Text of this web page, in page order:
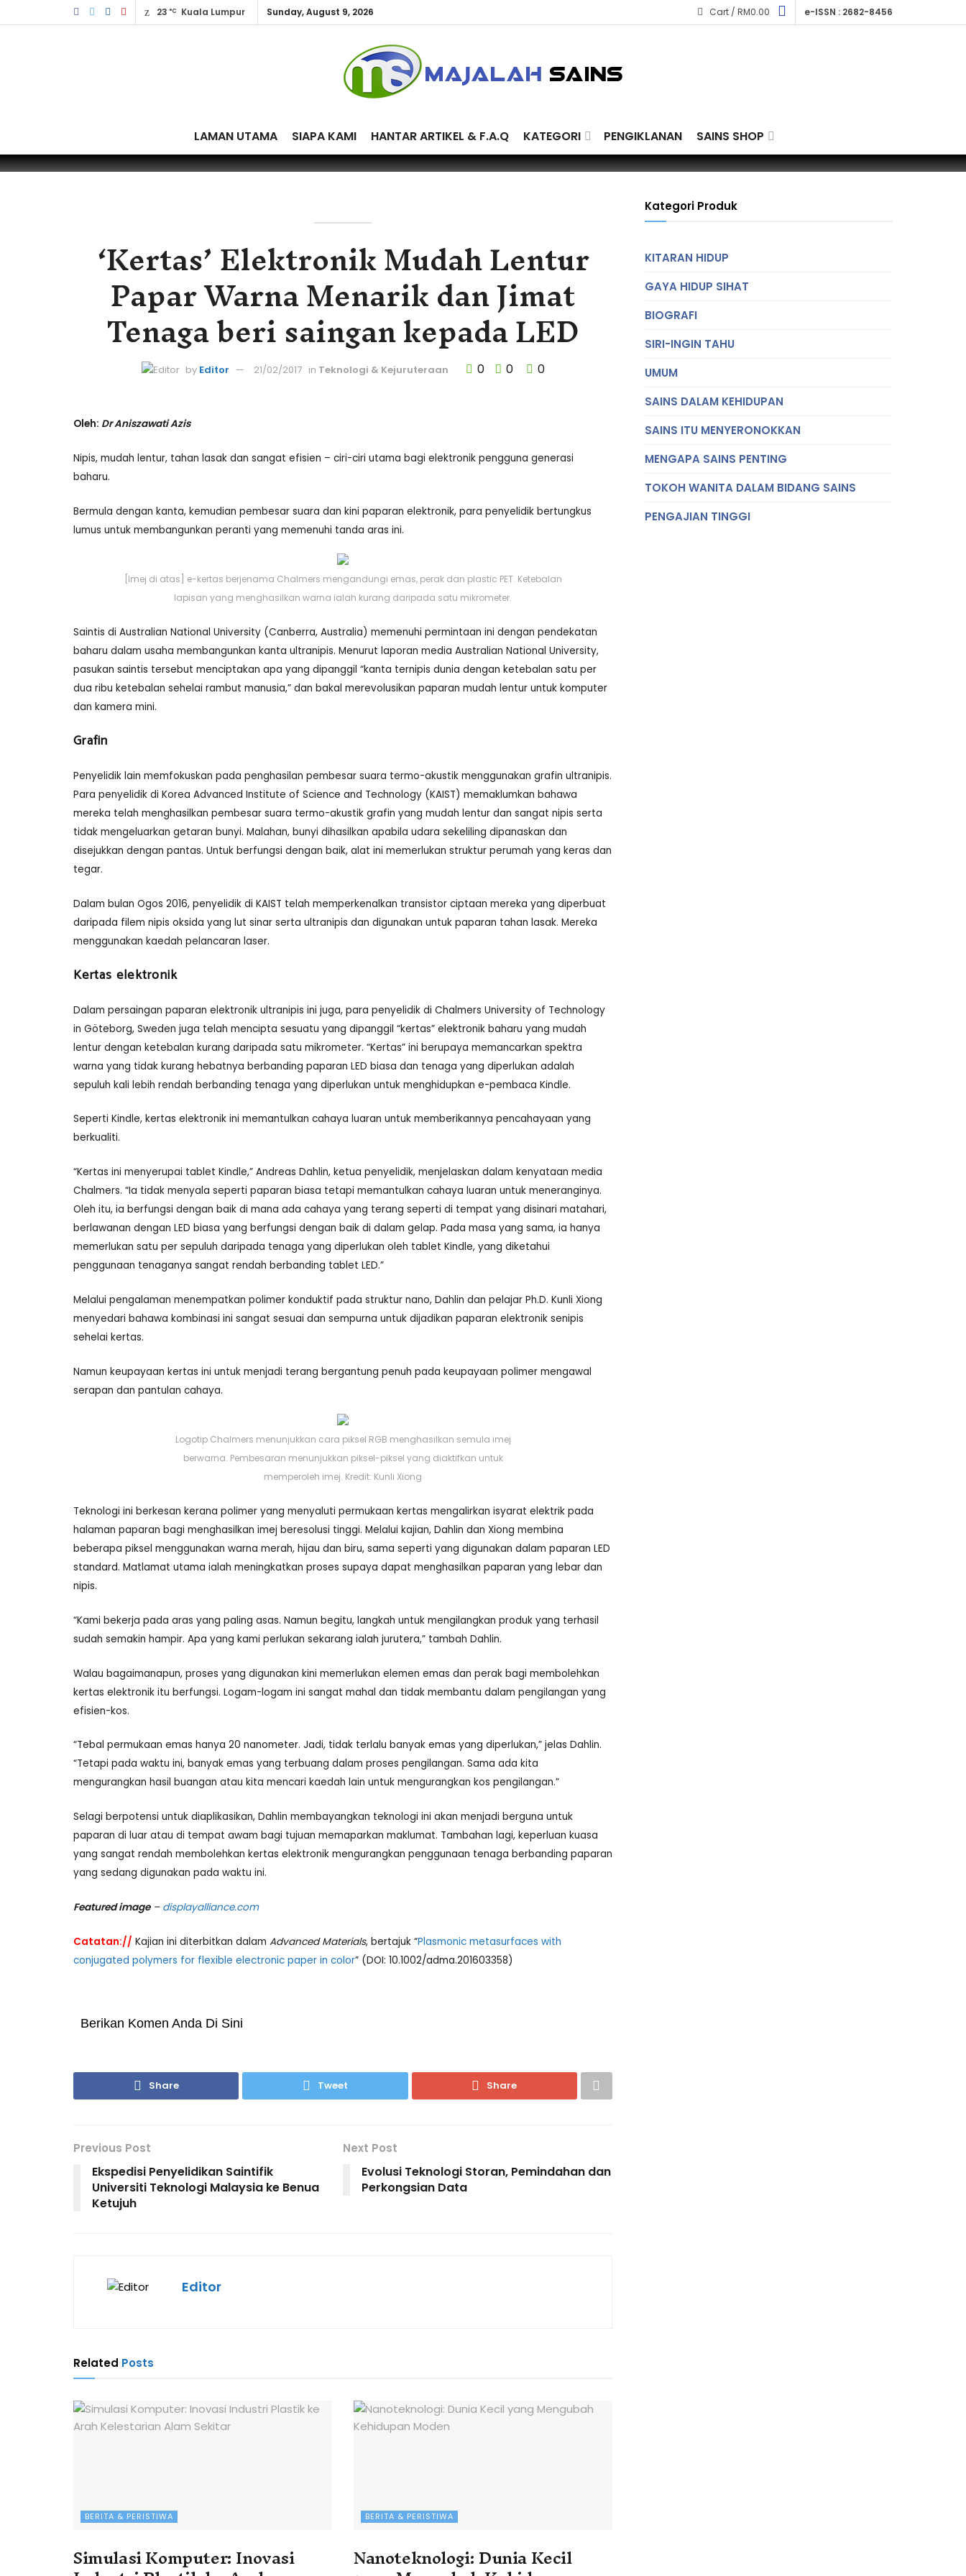
23 °C Kuala Lumpur Sunday, August 9, 2026 Cart / RM0.00 e-ISSN : 2682-8456
LAMAN UTAMA SIAPA KAMI HANTAR ARTIKEL & F.A.Q KATEGORI PENGIKLANAN SAINS SHOP
‘Kertas’ Elektronik Mudah Lentur
Papar Warna Menarik dan Jimat
Tenaga beri saingan kepada LED
by Editor 21/02/2017 in Teknologi & Kejuruteraan 0 0 0
Oleh: Dr Aniszawati Azis
Nipis, mudah lentur, tahan lasak dan sangat efisien – ciri-ciri utama bagi elektronik pengguna generasi
baharu.
Bermula dengan kanta, kemudian pembesar suara dan kini paparan elektronik, para penyelidik bertungkus
lumus untuk membangunkan peranti yang memenuhi tanda aras ini.
[Imej di atas] e-kertas berjenama Chalmers mengandungi emas, perak dan plastic PET. Ketebalan
lapisan yang menghasilkan warna ialah kurang daripada satu mikrometer.
Saintis di Australian National University (Canberra, Australia) memenuhi permintaan ini dengan pendekatan
baharu dalam usaha membangunkan kanta ultranipis. Menurut laporan media Australian National University,
pasukan saintis tersebut menciptakan apa yang dipanggil “kanta ternipis dunia dengan ketebalan satu per
dua ribu ketebalan sehelai rambut manusia,” dan bakal merevolusikan paparan mudah lentur untuk komputer
dan kamera mini.
Grafin
Penyelidik lain memfokuskan pada penghasilan pembesar suara termo-akustik menggunakan grafin ultranipis.
Para penyelidik di Korea Advanced Institute of Science and Technology (KAIST) memaklumkan bahawa
mereka telah menghasilkan pembesar suara termo-akustik grafin yang mudah lentur dan sangat nipis serta
tidak mengeluarkan getaran bunyi. Malahan, bunyi dihasilkan apabila udara sekeliling dipanaskan dan
disejukkan dengan pantas. Untuk berfungsi dengan baik, alat ini memerlukan struktur perumah yang keras dan
tegar.
Dalam bulan Ogos 2016, penyelidik di KAIST telah memperkenalkan transistor ciptaan mereka yang diperbuat
daripada filem nipis oksida yang lut sinar serta ultranipis dan digunakan untuk paparan tahan lasak. Mereka
menggunakan kaedah pelancaran laser.
Kertas elektronik
Dalam persaingan paparan elektronik ultranipis ini juga, para penyelidik di Chalmers University of Technology
in Göteborg, Sweden juga telah mencipta sesuatu yang dipanggil “kertas” elektronik baharu yang mudah
lentur dengan ketebalan kurang daripada satu mikrometer. “Kertas” ini berupaya memancarkan spektra
warna yang tidak kurang hebatnya berbanding paparan LED biasa dan tenaga yang diperlukan adalah
sepuluh kali lebih rendah berbanding tenaga yang diperlukan untuk menghidupkan e-pembaca Kindle.
Seperti Kindle, kertas elektronik ini memantulkan cahaya luaran untuk memberikannya pencahayaan yang
berkualiti.
“Kertas ini menyerupai tablet Kindle,” Andreas Dahlin, ketua penyelidik, menjelaskan dalam kenyataan media
Chalmers. “Ia tidak menyala seperti paparan biasa tetapi memantulkan cahaya luaran untuk meneranginya.
Oleh itu, ia berfungsi dengan baik di mana ada cahaya yang terang seperti di tempat yang disinari matahari,
berlawanan dengan LED biasa yang berfungsi dengan baik di dalam gelap. Pada masa yang sama, ia hanya
memerlukan satu per sepuluh daripada tenaga yang diperlukan oleh tablet Kindle, yang diketahui
penggunaan tenaganya sangat rendah berbanding tablet LED.”
Melalui pengalaman menempatkan polimer konduktif pada struktur nano, Dahlin dan pelajar Ph.D. Kunli Xiong
menyedari bahawa kombinasi ini sangat sesuai dan sempurna untuk dijadikan paparan elektronik senipis
sehelai kertas.
Namun keupayaan kertas ini untuk menjadi terang bergantung penuh pada keupayaan polimer mengawal
serapan dan pantulan cahaya.
Logotip Chalmers menunjukkan cara piksel RGB menghasilkan semula imej
berwarna. Pembesaran menunjukkan piksel-piksel yang diaktifkan untuk
memperoleh imej. Kredit: Kunli Xiong
Teknologi ini berkesan kerana polimer yang menyaluti permukaan kertas mengalirkan isyarat elektrik pada
halaman paparan bagi menghasilkan imej beresolusi tinggi. Melalui kajian, Dahlin dan Xiong membina
beberapa piksel menggunakan warna merah, hijau dan biru, sama seperti yang digunakan dalam paparan LED
standard. Matlamat utama ialah meningkatkan proses supaya dapat menghasilkan paparan yang lebar dan
nipis.
“Kami bekerja pada aras yang paling asas. Namun begitu, langkah untuk mengilangkan produk yang terhasil
sudah semakin hampir. Apa yang kami perlukan sekarang ialah jurutera,” tambah Dahlin.
Walau bagaimanapun, proses yang digunakan kini memerlukan elemen emas dan perak bagi membolehkan
kertas elektronik itu berfungsi. Logam-logam ini sangat mahal dan tidak membantu dalam pengilangan yang
efisien-kos.
“Tebal permukaan emas hanya 20 nanometer. Jadi, tidak terlalu banyak emas yang diperlukan,” jelas Dahlin.
“Tetapi pada waktu ini, banyak emas yang terbuang dalam proses pengilangan. Sama ada kita
mengurangkan hasil buangan atau kita mencari kaedah lain untuk mengurangkan kos pengilangan.”
Selagi berpotensi untuk diaplikasikan, Dahlin membayangkan teknologi ini akan menjadi berguna untuk
paparan di luar atau di tempat awam bagi tujuan memaparkan maklumat. Tambahan lagi, keperluan kuasa
yang sangat rendah membolehkan kertas elektronik mengurangkan penggunaan tenaga berbanding paparan
yang sedang digunakan pada waktu ini.
Featured image– displayalliance.com
Catatan:// Kajian ini diterbitkan dalam Advanced Materials, bertajuk “Plasmonic metasurfaces with
conjugated polymers for flexible electronic paper in color” (DOI: 10.1002/adma.201603358)
Berikan Komen Anda Di Sini
Share Tweet Share
Previous Post
Ekspedisi Penyelidikan Saintifik
Universiti Teknologi Malaysia ke Benua
Ketujuh
Next Post
Evolusi Teknologi Storan, Pemindahan dan
Perkongsian Data
Editor
Related Posts
BERITA & PERISTIWA
Simulasi Komputer: Inovasi
BERITA & PERISTIWA
Nanoteknologi: Dunia Kecil
Kategori Produk
KITARAN HIDUP
GAYA HIDUP SIHAT
BIOGRAFI
SIRI-INGIN TAHU
UMUM
SAINS DALAM KEHIDUPAN
SAINS ITU MENYERONOKKAN
MENGAPA SAINS PENTING
TOKOH WANITA DALAM BIDANG SAINS
PENGAJIAN TINGGI